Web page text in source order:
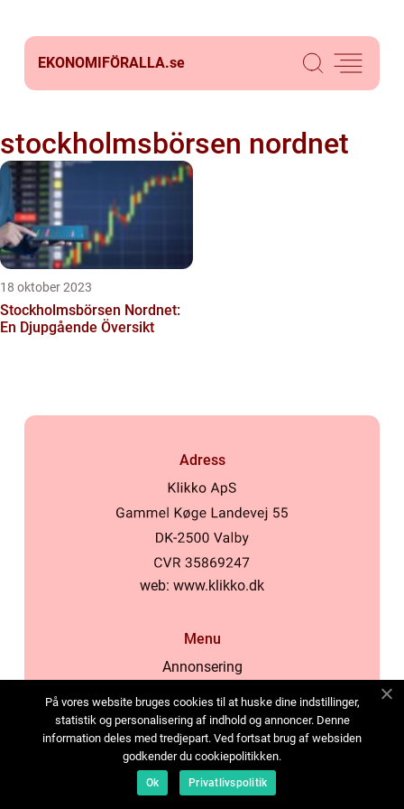
EKONOMIFÖRALLA.se
stockholmsbörsen nordnet
18 oktober 2023
Stockholmsbörsen Nordnet:
En Djupgående Översikt
Adress
web: www.klikko.dk
Menu
Annonsering
Cookies
Kontakta oss
Sitemap
På vores website bruges cookies til at huske dine indstillinger,
statistik og personalisering af indhold og annoncer. Denne
information deles med tredjepart. Ved fortsat brug af websiden
godkender du cookiepolitikken.
Ok Privatlivspolitik